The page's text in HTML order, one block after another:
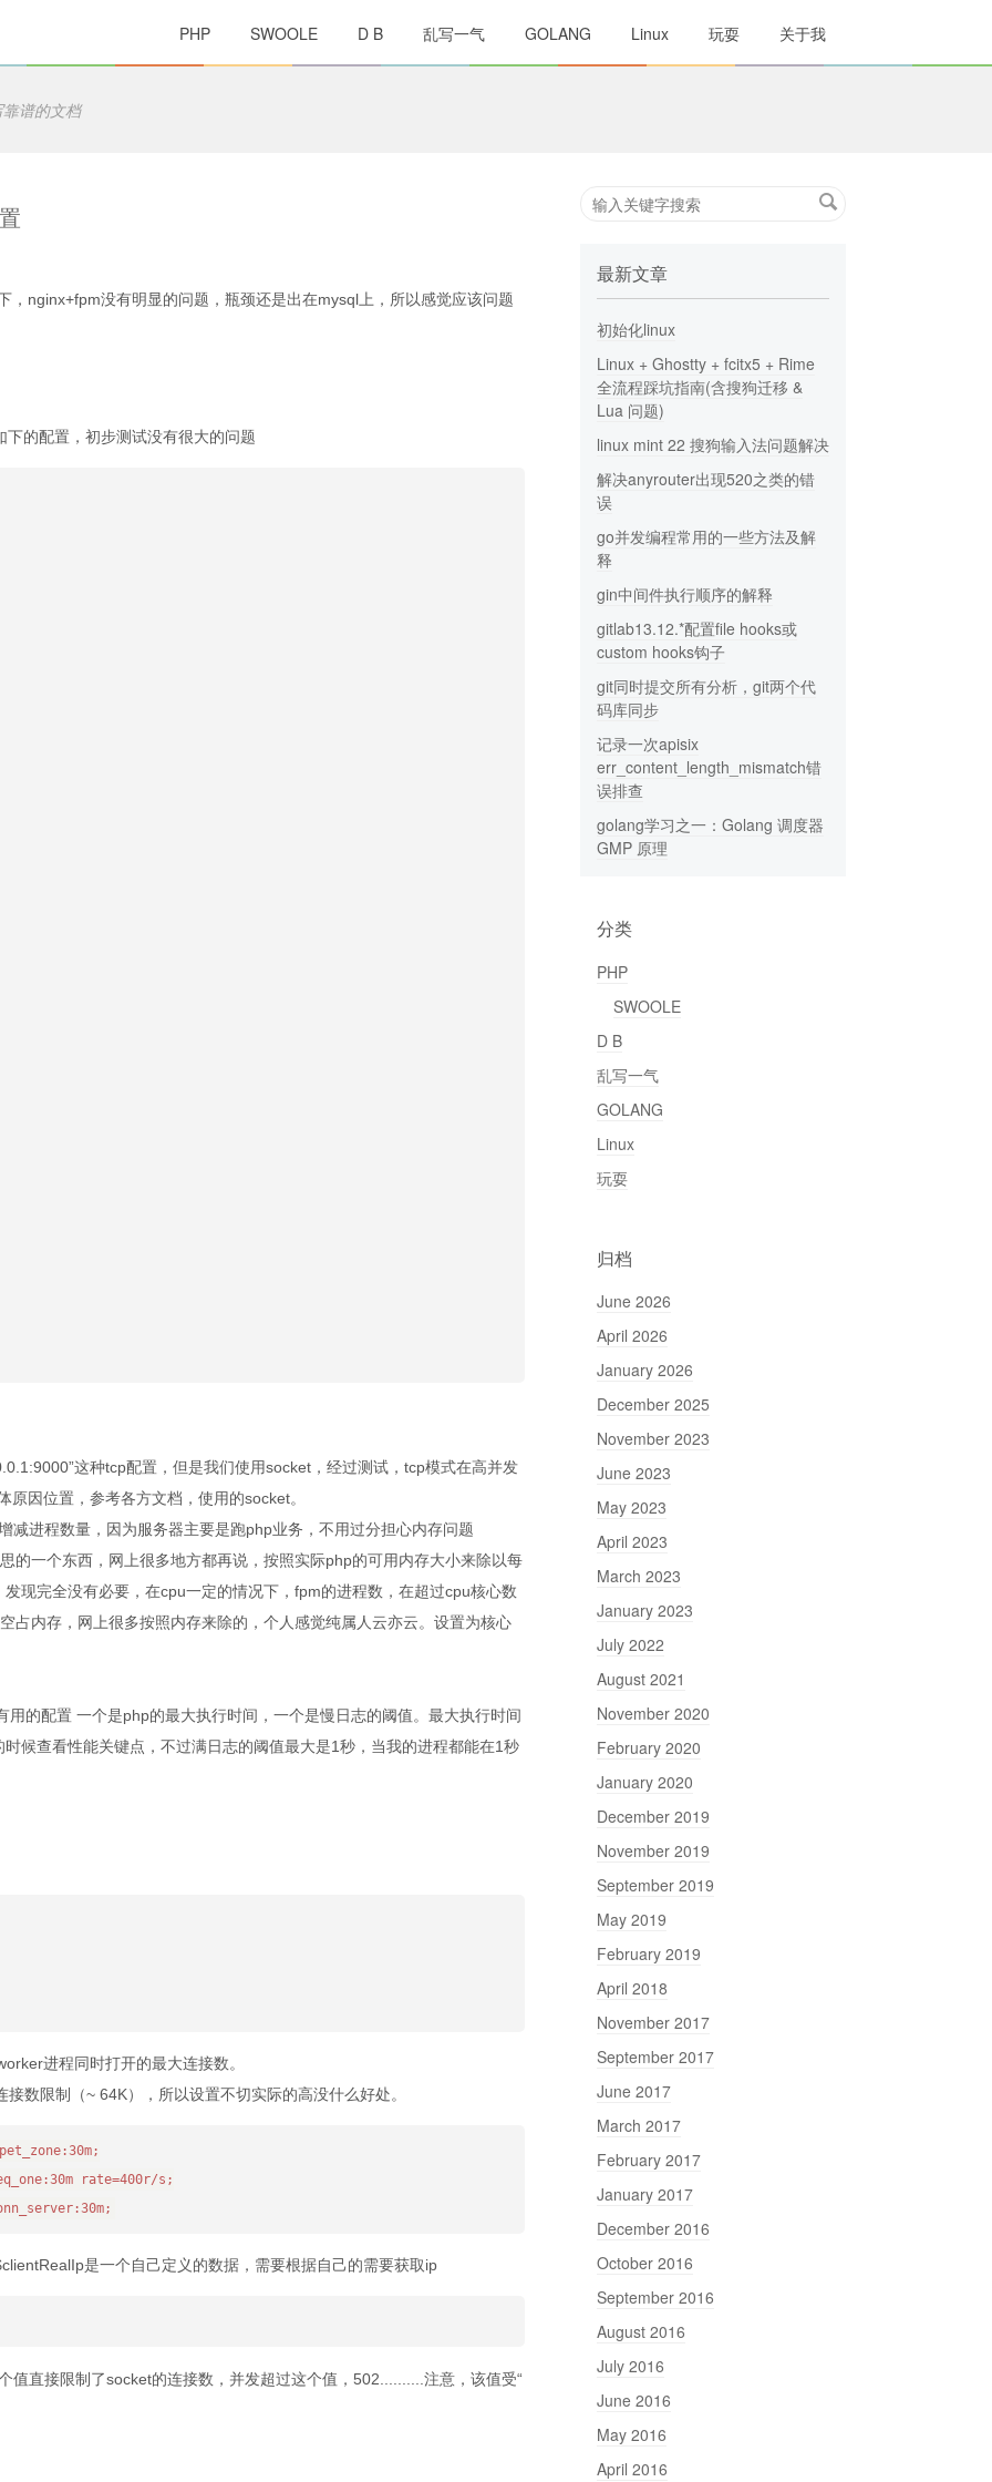
PHP SWOOLE D B 乱写一气 GOLANG Linux 玩耍 关于我
谱的文档
，nginx+fpm没有明显的问题，瓶颈还是出在mysql上，所以感觉应该问题
的配置，初步测试没有很大的问题
这种tcp配置，但是我们使用socket，经过测试，tcp模式在高并发
因位置，参考各方文档，使用的socket。
减进程数量，因为服务器主要是跑php业务，不用过分担心内存问题
的一个东西，网上很多地方都再说，按照实际php的可用内存大小来除以每
现完全没有必要，在cpu一定的情况下，fpm的进程数，在超过cpu核心数
占内存，网上很多按照内存来除的，个人感觉纯属人云亦云。设置为核心
的配置 一个是php的最大执行时间，一个是慢日志的阈值。最大执行时间
候查看性能关键点，不过满日志的阈值最大是1秒，当我的进程都能在1秒
进程同时打开的最大连接数。
数限制（~ 64K），所以设置不切实际的高没什么好处。
是一个自己定义的数据，需要根据自己的需要获取ip
值直接限制了socket的连接数，并发超过这个值，502..........注意，该值受“
搜
最新文章
初始化linux
Linux + Ghostty + fcitx5 + Rime
全流程踩坑指南(含搜狗迁移 &
Lua 问题)
linux mint 22 搜狗输入法问题解决
解决anyrouter出现520之类的错
误
go并发编程常用的一些方法及解
释
gin中间件执行顺序的解释
gitlab13.12.*配置file hooks或
custom hooks钩子
git同时提交所有分析，git两个代
码库同步
记录一次apisix
err_content_length_mismatch错
误排查
golang学习之一：Golang 调度器
GMP 原理
分类
PHP
SWOOLE
D B
乱写一气
GOLANG
Linux
玩耍
归档
June 2026
April 2026
January 2026
December 2025
November 2023
June 2023
May 2023
April 2023
March 2023
January 2023
July 2022
August 2021
November 2020
February 2020
January 2020
December 2019
November 2019
September 2019
May 2019
February 2019
April 2018
November 2017
September 2017
June 2017
March 2017
February 2017
January 2017
December 2016
October 2016
September 2016
August 2016
July 2016
June 2016
May 2016
April 2016